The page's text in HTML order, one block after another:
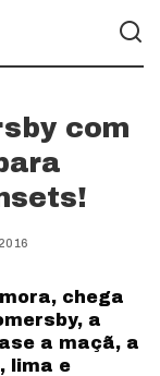
com
chega
a
a maçã, a
lima e